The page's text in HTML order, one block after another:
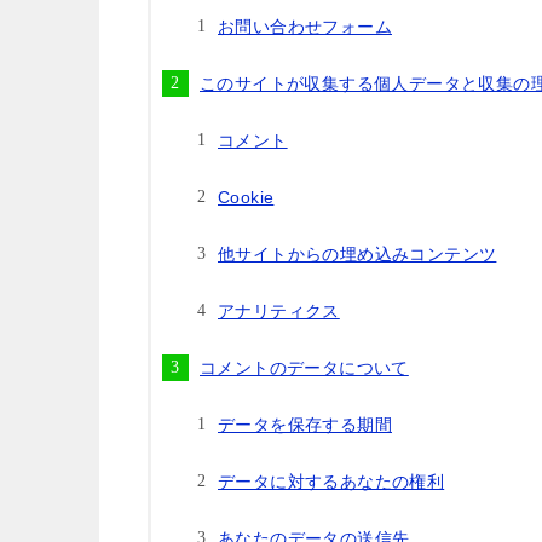
お問い合わせフォーム
このサイトが収集する個人データと収集の
コメント
Cookie
他サイトからの埋め込みコンテンツ
アナリティクス
コメントのデータについて
データを保存する期間
データに対するあなたの権利